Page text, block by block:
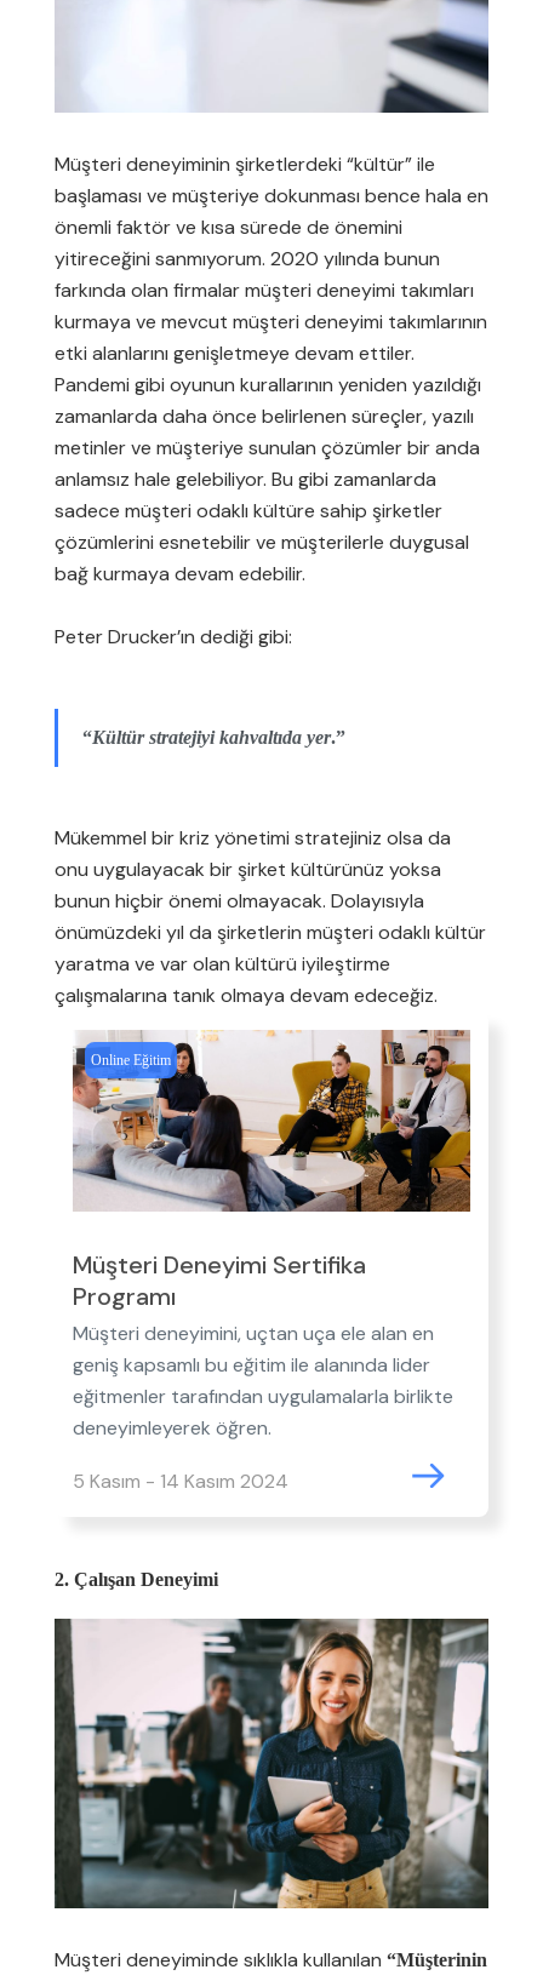
Müşteri deneyiminin şirketlerdeki “kültür” ile
başlaması ve müşteriye dokunması bence hala en
önemli faktör ve kısa sürede de önemini
yitireceğini sanmıyorum. 2020 yılında bunun
farkında olan firmalar müşteri deneyimi takımları
kurmaya ve mevcut müşteri deneyimi takımlarının
etki alanlarını genişletmeye devam ettiler.
Pandemi gibi oyunun kurallarının yeniden yazıldığı
zamanlarda daha önce belirlenen süreçler, yazılı
metinler ve müşteriye sunulan çözümler bir anda
anlamsız hale gelebiliyor. Bu gibi zamanlarda
sadece müşteri odaklı kültüre sahip şirketler
çözümlerini esnetebilir ve müşterilerle duygusal
bağ kurmaya devam edebilir.
Peter Drucker’ın dediği gibi:
“Kültür stratejiyi kahvaltıda yer.”
Mükemmel bir kriz yönetimi stratejiniz olsa da
onu uygulayacak bir şirket kültürünüz yoksa
bunun hiçbir önemi olmayacak. Dolayısıyla
önümüzdeki yıl da şirketlerin müşteri odaklı kültür
yaratma ve var olan kültürü iyileştirme
çalışmalarına tanık olmaya devam edeceğiz.
Online Eğitim
Müşteri Deneyimi Sertifika
Programı
Müşteri deneyimini, uçtan uça ele alan en
geniş kapsamlı bu eğitim ile alanında lider
eğitmenler tarafından uygulamalarla birlikte
deneyimleyerek öğren.
5 Kasım - 14 Kasım 2024
2. Çalışan Deneyimi
Müşteri deneyiminde sıklıkla kullanılan “Müşterinin